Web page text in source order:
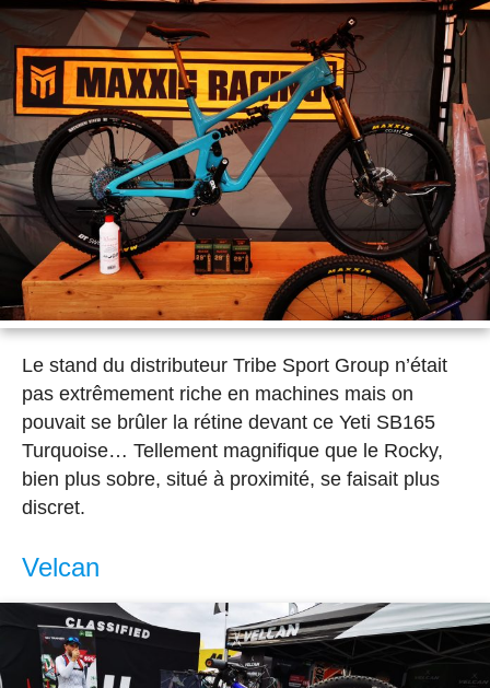
Le stand du distributeur Tribe Sport Group n’était
pas extrêmement riche en machines mais on
pouvait se brûler la rétine devant ce Yeti SB165
Turquoise… Tellement magnifique que le Rocky,
bien plus sobre, situé à proximité, se faisait plus
discret.
Velcan